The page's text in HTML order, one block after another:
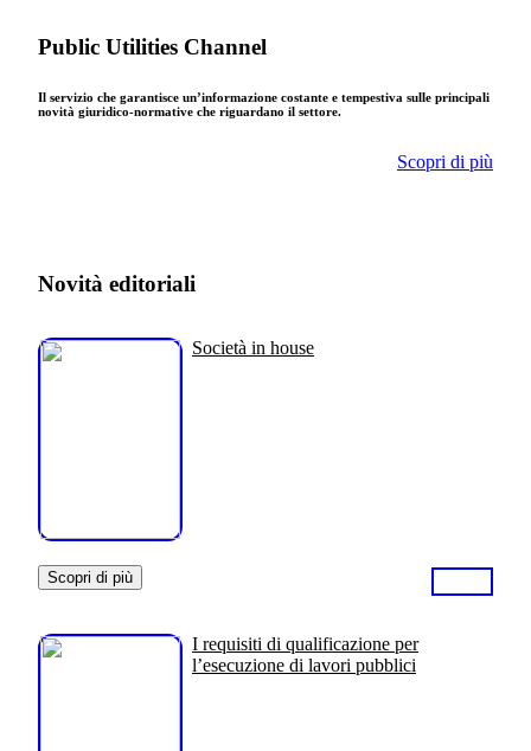
Public Utilities Channel
Il servizio che garantisce un’informazione costante e tempestiva sulle principali
novità giuridico-normative che riguardano il settore.
Scopri di più
Novità editoriali
Società in house
Scopri di più
I requisiti di qualificazione per
l’esecuzione di lavori pubblici